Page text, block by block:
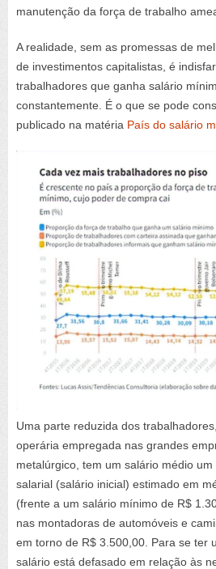
manutenção da força de trabalho
A realidade, sem as promessas de
de investimentos capitalistas, é
trabalhadores que ganha salário
constantemente. É o que se pode
publicado na matéria País do salário
Uma parte reduzida dos
operária empregada nas grandes
metalúrgico, tem um salário médio
salarial (salário inicial) estimado em
(frente a um salário mínimo de R$
nas montadoras de automóveis e
em torno de R$ 3.500,00. Para se ter
salário está defasado em relação às